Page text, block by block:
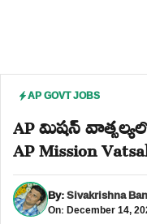
AP GOVT JOBS
AP మిషన్
AP Mission
By:Sivakrishna
On: December 14,